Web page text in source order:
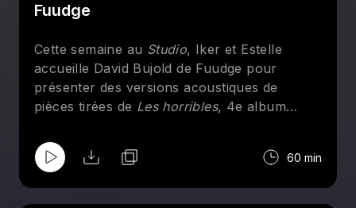
Fuudge
Cette semaine au Studio, Iker et Estelle
accueille David Bujold de Fuudge pour
présenter des versions acoustiques de
pièces tirées de Les horribles, 4e album
60 min